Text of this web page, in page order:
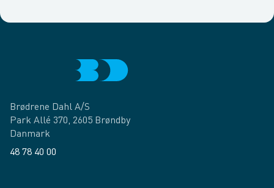
Brødrene Dahl A/S
Park Allé 370, 2605 Brøndby
Danmark
48 78 40 00